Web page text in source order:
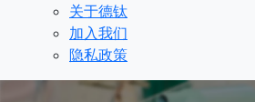
关于德钛
加入我们
隐私政策